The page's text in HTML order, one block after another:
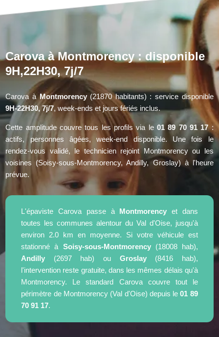
Carova à Montmorency : disponible
9H,22H30, 7j/7
Carova àMontmorency(21870 habitants) : service disponible
9H-22H30, 7j/7, week-ends et jours fériés inclus.
Cette amplitude couvre tous les profils via le01 89 70 91 17 :
actifs, personnes âgées, week-end disponible. Une fois le
rendez-vous validé, le technicien rejoint Montmorency ou les
voisines (Soisy-sous-Montmorency, Andilly, Groslay) à l'heure
prévue.
L'épaviste Carova passe à Montmorency et dans
toutes les communes alentour du Val d'Oise, jusqu'à
environ 2.0 km en moyenne. Si votre véhicule est
stationné à Soisy-sous-Montmorency(18008 hab),
Andilly (2697 hab) ou Groslay(8416 hab),
l'intervention reste gratuite, dans les mêmes délais qu'à
Montmorency. Le standard Carova couvre tout le
périmètre de Montmorency (Val d'Oise) depuis le01 89
70 91 17.